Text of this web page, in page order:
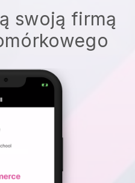
swoją firmą